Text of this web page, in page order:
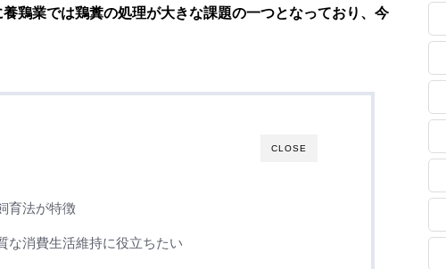
鶏業では鶏糞の処理が大きな課題の一つとなっており、今
CLOSE
育法が特徴
な消費生活維持に役立ちたい